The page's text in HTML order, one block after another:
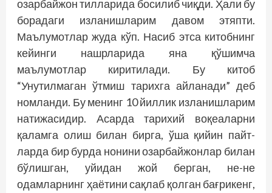
озарбайжон тилларида босилиб чиқди. Ҳали бу
борадаги изланишларим давом этяпти.
Маълумотлар жуда кўп. Насиб этса китобнинг
кейинги нашрларида яна қўшимча
маълумотлар киритилади. Бу китоб
“Унутилмаган ўтмиш тарихга айланади” деб
номланди. Бу менинг 10 йиллик изланишларим
натижасидир. Асарда тарихий воқеаларни
қаламга олиш билан бирга, ўша қийин пайт­
ларда бир бурда нонини озарбайжонлар билан
бўлишган, уйидан жой берган, не-не
одамларнинг ҳаётини сақлаб қолган бағрикенг,